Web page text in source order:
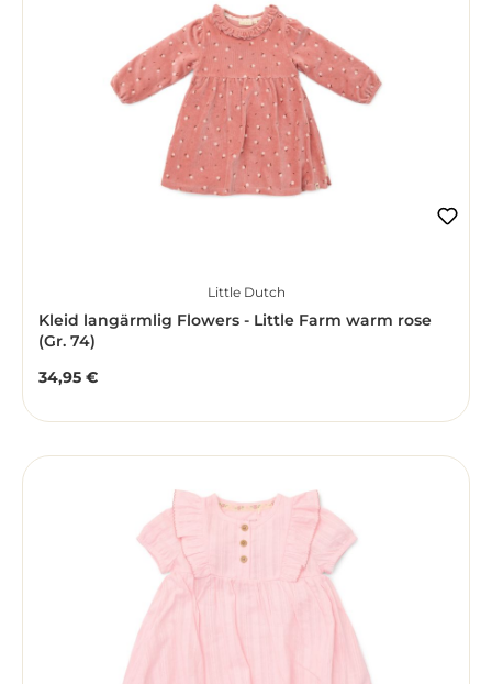
Little Dutch
Kleid langärmlig Flowers - Little Farm warm rose
(Gr. 74)
Regulärer Preis:
34,95 €